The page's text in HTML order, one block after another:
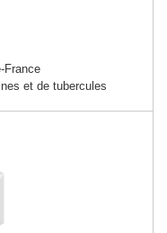
France
et de tubercules